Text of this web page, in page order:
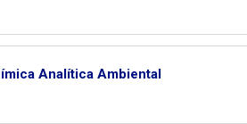
Analítica Ambiental